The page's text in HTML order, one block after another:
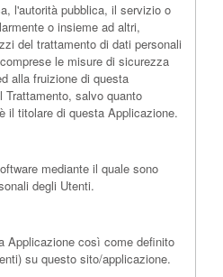
l'autorità pubblica, il servizio o
o insieme ad altri,
del trattamento di dati personali
le misure di sicurezza
alla fruizione di questa
salvo quanto
il titolare di questa Applicazione.
mediante il quale sono
degli Utenti.
Applicazione così come definito
su questo sito/applicazione.